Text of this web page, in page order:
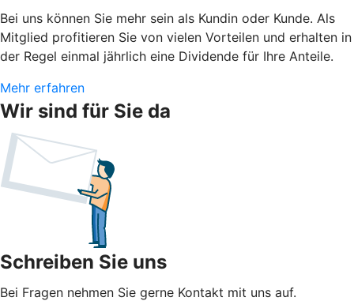
Bei uns können Sie mehr sein als Kundin oder Kunde. Als
Mitglied profitieren Sie von vielen Vorteilen und erhalten in
der Regel einmal jährlich eine Dividende für Ihre Anteile.
Mehr erfahren
Wir sind für Sie da
Schreiben Sie uns
Bei Fragen nehmen Sie gerne Kontakt mit uns auf.